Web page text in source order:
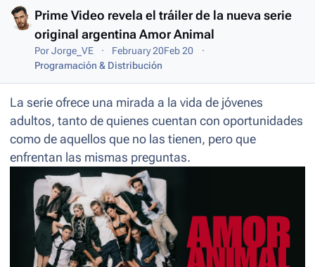
Prime Video revela el tráiler de la nueva serie
original argentina Amor Animal
PorJorge_VE February 20Feb 20
Programación & Distribución
La serie ofrece una mirada a la vida de jóvenes
adultos, tanto de quienes cuentan con oportunidades
como de aquellos que no las tienen, pero que
enfrentan las mismas preguntas.